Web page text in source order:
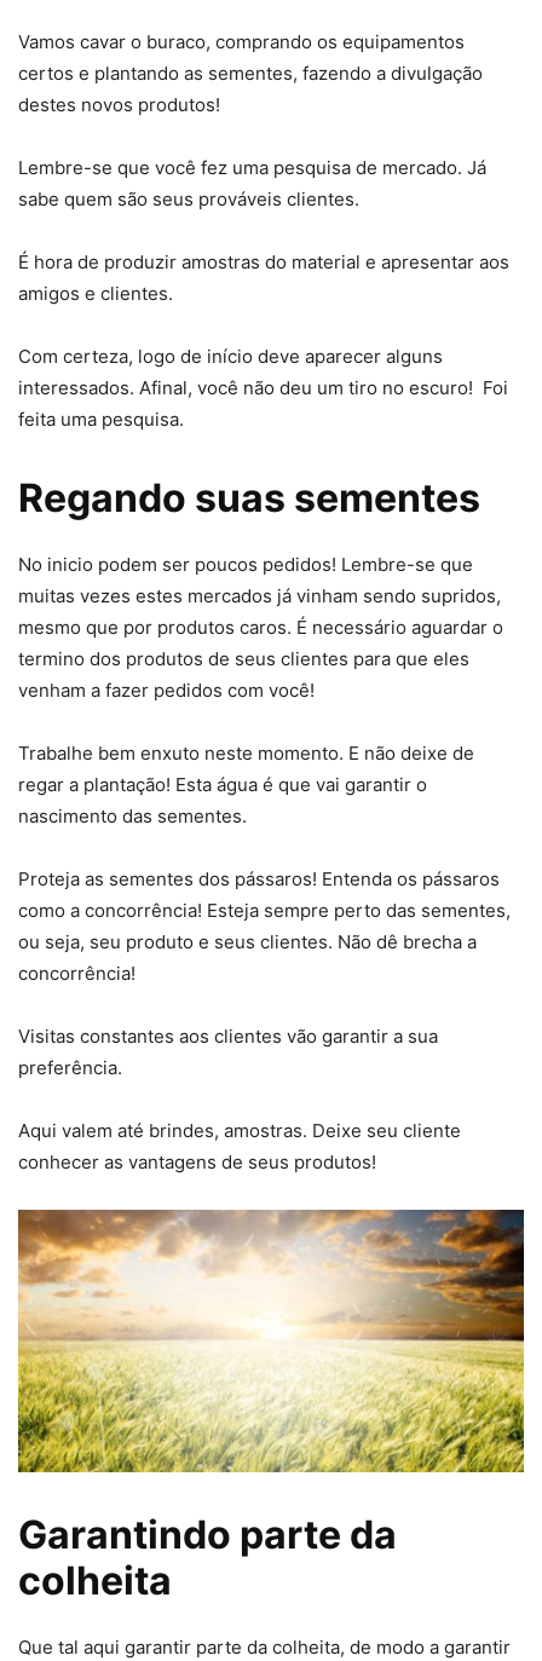
Vamos cavar o buraco, comprando os equipamentos
certos e plantando as sementes, fazendo a divulgação
destes novos produtos!
Lembre-se que você fez uma pesquisa de mercado. Já
sabe quem são seus prováveis clientes.
É hora de produzir amostras do material e apresentar aos
amigos e clientes.
Com certeza, logo de início deve aparecer alguns
interessados. Afinal, você não deu um tiro no escuro! Foi
feita uma pesquisa.
Regando suas sementes
No inicio podem ser poucos pedidos! Lembre-se que
muitas vezes estes mercados já vinham sendo supridos,
mesmo que por produtos caros. É necessário aguardar o
termino dos produtos de seus clientes para que eles
venham a fazer pedidos com você!
Trabalhe bem enxuto neste momento. E não deixe de
regar a plantação! Esta água é que vai garantir o
nascimento das sementes.
Proteja as sementes dos pássaros! Entenda os pássaros
como a concorrência! Esteja sempre perto das sementes,
ou seja, seu produto e seus clientes. Não dê brecha a
concorrência!
Visitas constantes aos clientes vão garantir a sua
preferência.
Aqui valem até brindes, amostras. Deixe seu cliente
conhecer as vantagens de seus produtos!
Garantindo parte da
colheita
Que tal aqui garantir parte da colheita, de modo a garantir